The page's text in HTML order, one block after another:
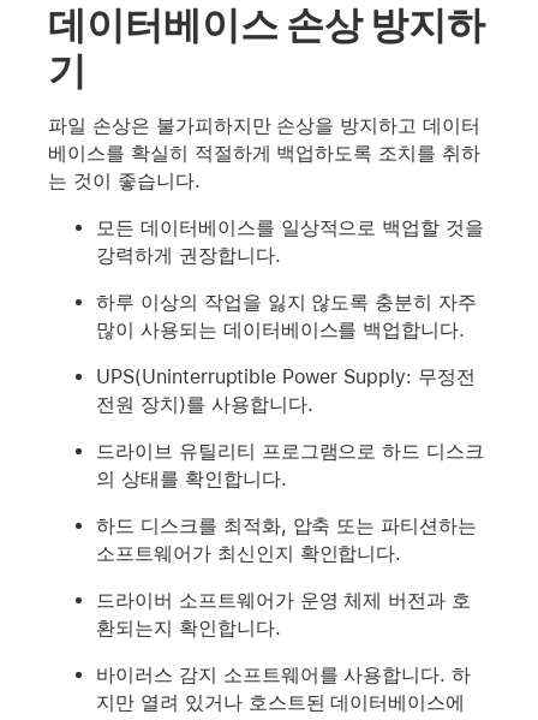
데이터베이스 손상 방지하
기
파일 손상은 불가피하지만 손상을 방지하고 데이터
베이스를 확실히 적절하게 백업하도록 조치를 취하
는 것이 좋습니다.
모든 데이터베이스를 일상적으로 백업할 것을
강력하게 권장합니다.
하루 이상의 작업을 잃지 않도록 충분히 자주
많이 사용되는 데이터베이스를 백업합니다.
UPS(Uninterruptible Power Supply: 무정전
전원 장치)를 사용합니다.
드라이브 유틸리티 프로그램으로 하드 디스크
의 상태를 확인합니다.
하드 디스크를 최적화, 압축 또는 파티션하는
소프트웨어가 최신인지 확인합니다.
드라이버 소프트웨어가 운영 체제 버전과 호
환되는지 확인합니다.
바이러스 감지 소프트웨어를 사용합니다. 하
지만 열려 있거나 호스트된 데이터베이스에